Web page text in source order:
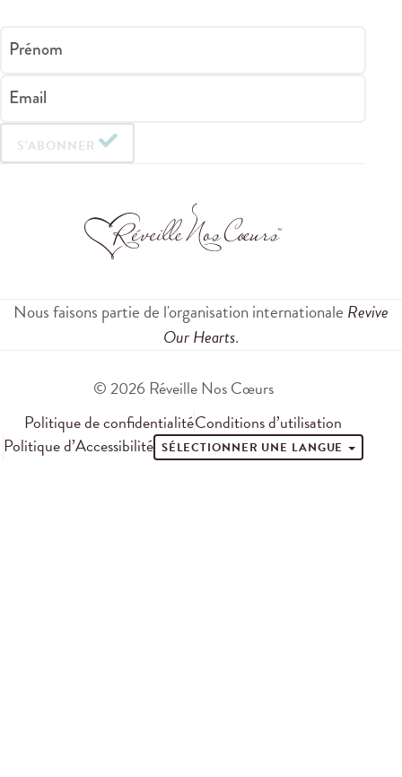
Prénom
Email
S'ABONNER
Nous faisons partie de l'organisation internationale Revive
Our Hearts.
© 2026 Réveille Nos Cœurs
Politique de confidentialitéConditions d’utilisation
Politique d’Accessibilité SÉLECTIONNER UNE LANGUE